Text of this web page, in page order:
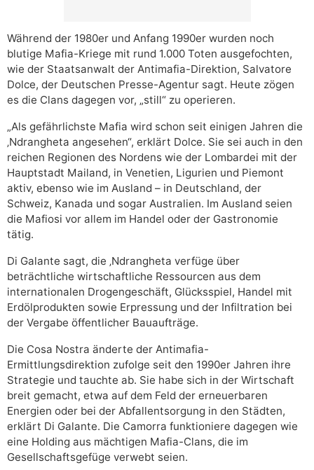
Während der 1980er und Anfang 1990er wurden noch
blutige Mafia-Kriege mit rund 1.000 Toten ausgefochten,
wie der Staatsanwalt der Antimafia-Direktion, Salvatore
Dolce, der Deutschen Presse-Agentur sagt. Heute zögen
es die Clans dagegen vor, „still“ zu operieren.
„Als gefährlichste Mafia wird schon seit einigen Jahren die
‚Ndrangheta angesehen“, erklärt Dolce. Sie sei auch in den
reichen Regionen des Nordens wie der Lombardei mit der
Hauptstadt Mailand, in Venetien, Ligurien und Piemont
aktiv, ebenso wie im Ausland – in Deutschland, der
Schweiz, Kanada und sogar Australien. Im Ausland seien
die Mafiosi vor allem im Handel oder der Gastronomie
tätig.
Di Galante sagt, die ‚Ndrangheta verfüge über
beträchtliche wirtschaftliche Ressourcen aus dem
internationalen Drogengeschäft, Glücksspiel, Handel mit
Erdölprodukten sowie Erpressung und der Infiltration bei
der Vergabe öffentlicher Bauaufträge.
Die Cosa Nostra änderte der Antimafia-
Ermittlungsdirektion zufolge seit den 1990er Jahren ihre
Strategie und tauchte ab. Sie habe sich in der Wirtschaft
breit gemacht, etwa auf dem Feld der erneuerbaren
Energien oder bei der Abfallentsorgung in den Städten,
erklärt Di Galante. Die Camorra funktioniere dagegen wie
eine Holding aus mächtigen Mafia-Clans, die im
Gesellschaftsgefüge verwebt seien.